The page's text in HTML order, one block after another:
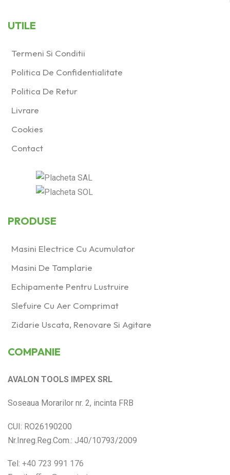
UTILE
Termeni Si Conditii
Politica De Confidentialitate
Politica De Retur
Livrare
Cookies
Contact
PRODUSE
Masini Electrice Cu Acumulator
Masini De Tamplarie
Echipamente Pentru Lustruire
Slefuire Cu Aer Comprimat
Zidarie Uscata, Renovare Si Agitare
COMPANIE
AVALON TOOLS IMPEX SRL
Soseaua Morarilor nr. 2, incinta FRB
CUI: RO26190200
Nr.Inreg.Reg.Com.: J40/10793/2009
Tel: +40 723 991 176